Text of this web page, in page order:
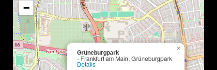
Grüneburgpark
- Frankfurt am Main, Grüneburgpark
Details
×
−